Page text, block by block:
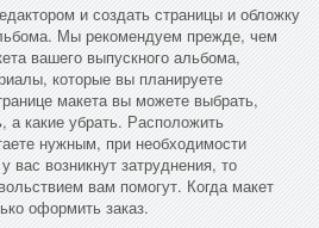
и создать страницы и обложку
Мы рекомендуем прежде, чем
вашего выпускного альбома,
которые вы планируете
макета вы можете выбрать,
а какие убрать. Расположить
нужным, при необходимости
возникнут затруднения, то
вам помогут. Когда макет
оформить заказ.